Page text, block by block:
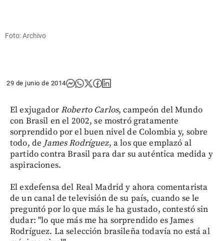
Foto: Archivo
29 de junio de 2014
El exjugadorRoberto Carlos, campeón del Mundo
con Brasil en el 2002, se mostró gratamente
sorprendido por el buen nivel de Colombia y, sobre
todo, de James Rodríguez, a los que emplazó al
partido contra Brasil para dar su auténtica medida y
aspiraciones.
El exdefensa del Real Madrid y ahora comentarista
de un canal de televisión de su país, cuando se le
preguntó por lo que más le ha gustado, contestó sin
dudar: "lo que más me ha sorprendido es James
Rodríguez. La selección brasileña todavía no está al